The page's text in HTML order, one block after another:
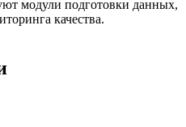
модули подготовки данных,
качества.